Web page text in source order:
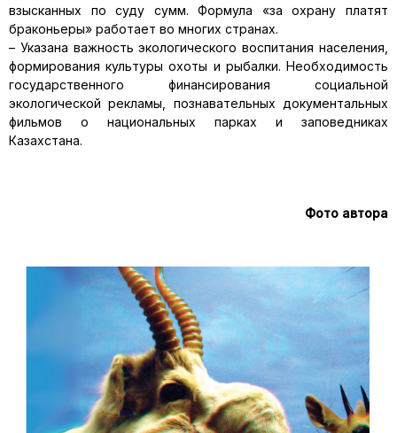
взысканных по суду сумм. Формула «за охрану платят
браконьеры» работает во многих странах.
– Указана важность экологического воспитания населения,
формирования культуры охоты и рыбалки. Необходимость
государственного финансирования социальной
экологической рекламы, познавательных документальных
фильмов о национальных парках и заповедниках
Казахстана.
Фото автора